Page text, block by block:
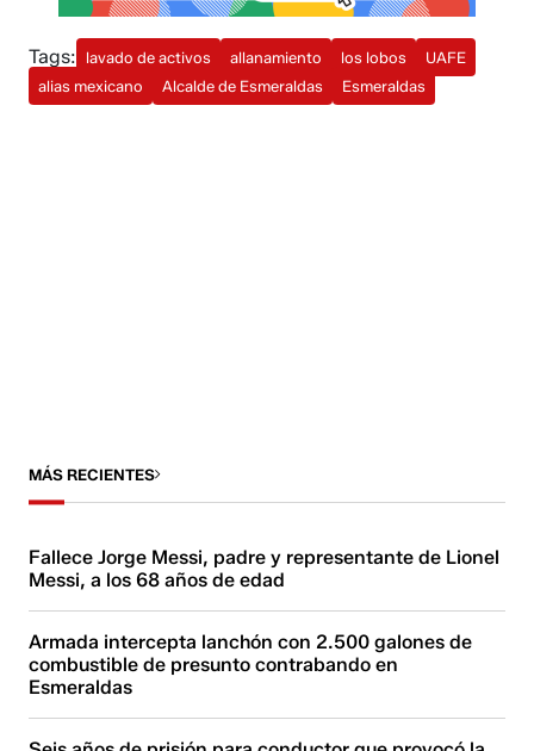
Tags: lavado de activos allanamiento los lobos
UAFE
alias mexicano
Alcalde de Esmeraldas Esmeraldas
MÁS RECIENTES
Fallece Jorge Messi, padre y representante de Lionel
Messi, a los 68 años de edad
Armada intercepta lanchón con 2.500 galones de
combustible de presunto contrabando en
Esmeraldas